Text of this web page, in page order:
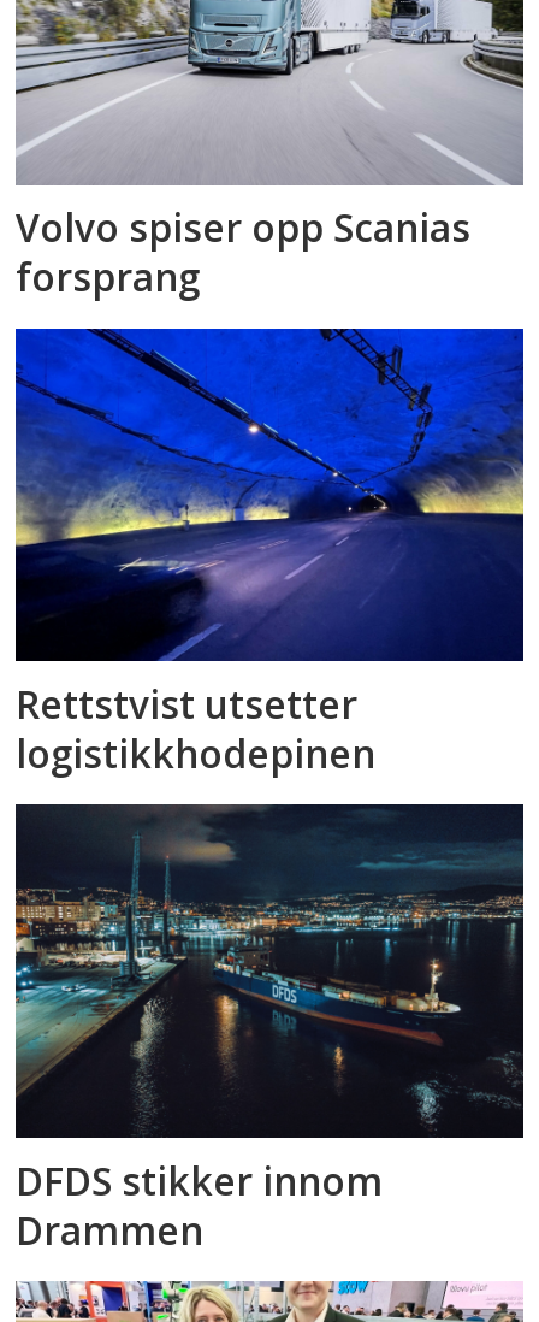
Volvo spiser opp Scanias
forsprang
Rettstvist utsetter
logistikkhodepinen
DFDS stikker innom
Drammen